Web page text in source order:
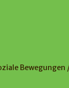
Bewegungen